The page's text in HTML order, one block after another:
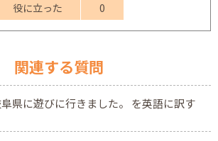
役に立った 0
関連する質問
県に遊びに行きました。 を英語に訳す